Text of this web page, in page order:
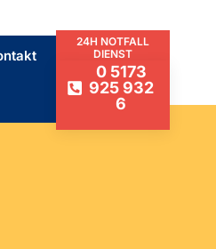
24H NOTFALL
DIENST
0 5173
925 932
6